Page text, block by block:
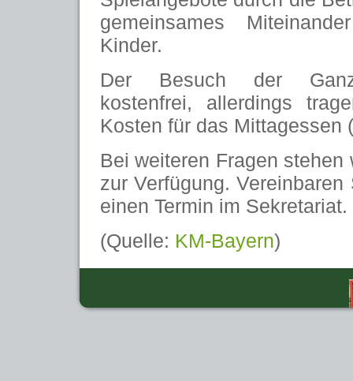
gemeinsames
Kinder.
Der Besuch der
kostenfrei, allerdings
Kosten für das Mittagessen
Bei weiteren Fragen stehen
zur Verfügung.
einen Termin im Sekretariat.
(Quelle: KM-Bayern)